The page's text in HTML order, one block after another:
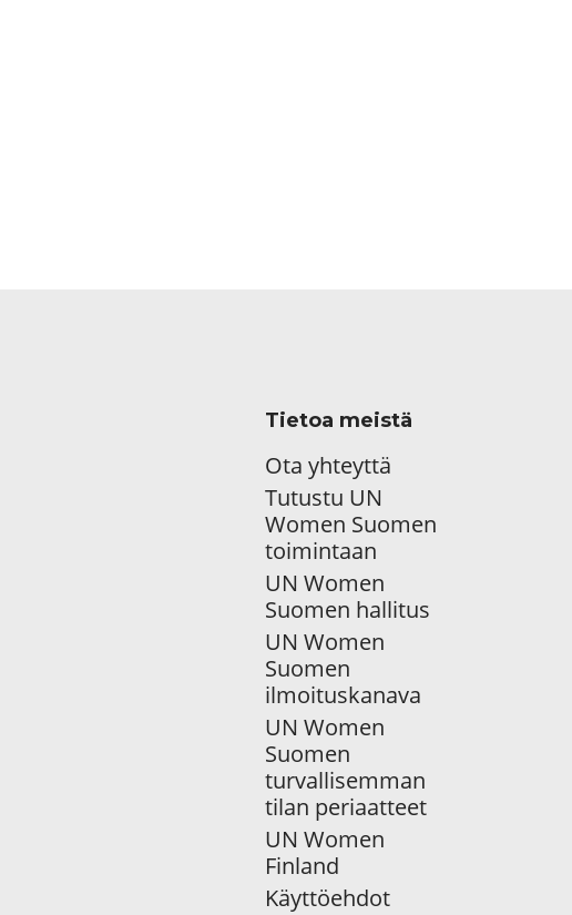
Tietoa meistä
Ota yhteyttä
Tutustu UN
Women Suomen
toimintaan
UN Women
Suomen hallitus
UN Women
Suomen
ilmoituskanava
UN Women
Suomen
turvallisemman
tilan periaatteet
UN Women
Finland
Käyttöehdot